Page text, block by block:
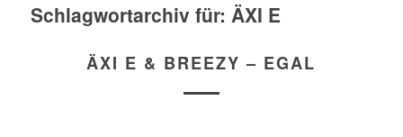
Schlagwortarchiv für: ÄXI E
ÄXI E & BREEZY – EGAL